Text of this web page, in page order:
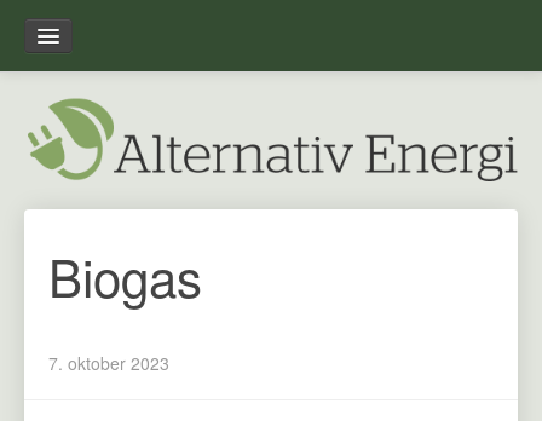
Forside
Leksikon
Om alternativ-energi.dk
Biogas
7. oktober 2023